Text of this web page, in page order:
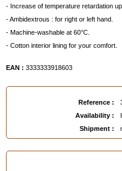
- Increase of temperature retardation up
- Ambidextrous : for right or left hand.
- Machine-washable at 60°C.
- Cotton interior lining for your comfort.
EAN : 3333333918603
Reference :
Availability :
Shipment :